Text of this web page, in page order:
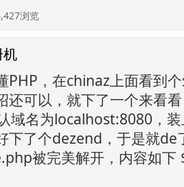
浏览
机
PHP，在chinaz上面看到
还可以，就下了一个来看
域名为localhost:8080，
下了个dezend，于是就de
被完美解开，内容如